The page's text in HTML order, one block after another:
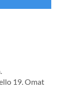
19. Omat